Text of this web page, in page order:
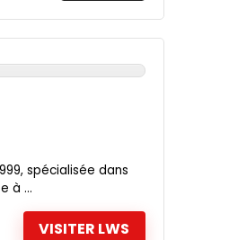
spécialisée dans
à ...
VISITER LWS